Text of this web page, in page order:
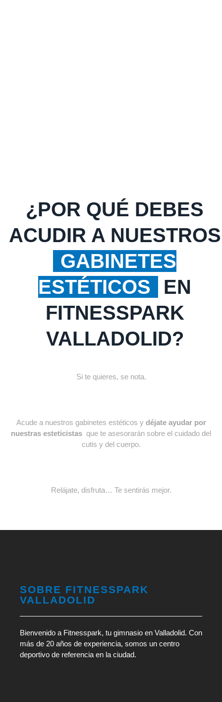
¿POR QUÉ DEBES
ACUDIR A NUESTROS
GABINETES
ESTÉTICOS
EN
FITNESSPARK
VALLADOLID?
Si te quieres, se nota.
Acude a nuestros gabinetes estéticos y déjate ayudar por
nuestras esteticistas que te asesorarán sobre el cuidado del
cutis y del cuerpo.
Relájate, disfruta… Te sentirás mejor.
SOBRE FITNESSPARK
VALLADOLID
Bienvenido a Fitnesspark, tu gimnasio en Valladolid. Con
más de 20 años de experiencia, somos un centro
deportivo de referencia en la ciudad.